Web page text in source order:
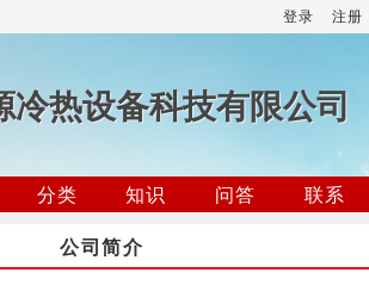
登录 注册
冷热设备科技有限公司
分类 知识 问答
联系
公司简介